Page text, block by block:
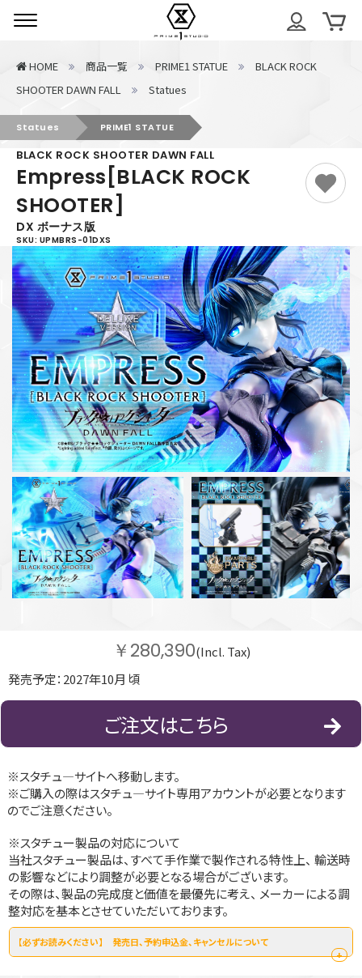
の出荷・サポートに関するご案内
HOME 商品一覧 PRIME1 STATUE
BLACK ROCK
SHOOTER DAWN FALL
Statues
Statues PRIME1 STATUE
BLACK ROCK SHOOTER DAWN FALL
Empress[BLACK ROCK
SHOOTER]
DX ボーナス版
SKU: UPMBRS-01DXS
￥280,390(Incl. Tax)
発売予定：2027年10月 頃
ご注文はこちら
※スタチュ―サイトへ移動します。
※ご購入の際はスタチュ―サイト専用アカウントが必要となります
のでご注意ください。
※スタチュー製品の対応について
当社スタチュー製品は、すべて手作業で製作される特性上、 輸送時
の影響などにより調整が必要となる場合がございます。
その際は、製品の完成度と価値を最優先に考え、 メーカーによる調
整対応を基本とさせていただいております。
【必ずお読みください】 発売日、予約申込金、キャンセルについて
+